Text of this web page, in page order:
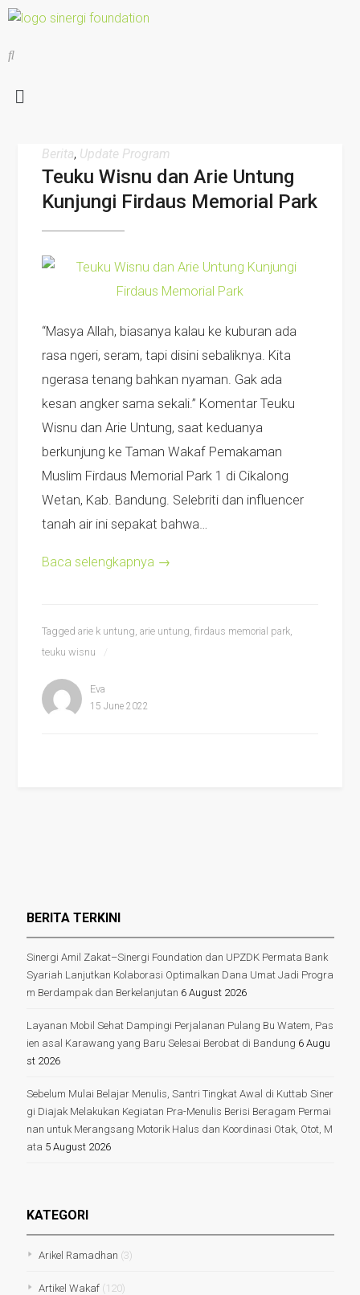
Berita, Update Program
Teuku Wisnu dan Arie Untung
Kunjungi Firdaus Memorial Park
“Masya Allah, biasanya kalau ke kuburan ada
rasa ngeri, seram, tapi disini sebaliknya. Kita
ngerasa tenang bahkan nyaman. Gak ada
kesan angker sama sekali.” Komentar Teuku
Wisnu dan Arie Untung, saat keduanya
berkunjung ke Taman Wakaf Pemakaman
Muslim Firdaus Memorial Park 1 di Cikalong
Wetan, Kab. Bandung. Selebriti dan influencer
tanah air ini sepakat bahwa…
Baca selengkapnya →
Taggedarie k untung,arie untung,firdaus memorial park,
teuku wisnu
Eva
15 June 2022
BERITA TERKINI
Sinergi Amil Zakat–Sinergi Foundation dan UPZDK Permata Bank
Syariah Lanjutkan Kolaborasi Optimalkan Dana Umat Jadi Progra
m Berdampak dan Berkelanjutan 6 August 2026
Layanan Mobil Sehat Dampingi Perjalanan Pulang Bu Watem, Pas
ien asal Karawang yang Baru Selesai Berobat di Bandung 6 Augu
st 2026
Sebelum Mulai Belajar Menulis, Santri Tingkat Awal di Kuttab Siner
gi Diajak Melakukan Kegiatan Pra-Menulis Berisi Beragam Permai
nan untuk Merangsang Motorik Halus dan Koordinasi Otak, Otot, M
ata 5 August 2026
KATEGORI
Arikel Ramadhan (3)
Artikel Wakaf(120)